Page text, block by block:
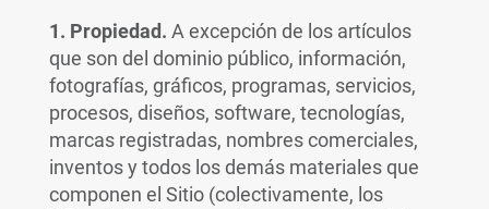
1. Propiedad. A excepción de los artículos
que son del dominio público, información,
fotografías, gráficos, programas, servicios,
procesos, diseños, software, tecnologías,
marcas registradas, nombres comerciales,
inventos y todos los demás materiales que
componen el Sitio (colectivamente, los